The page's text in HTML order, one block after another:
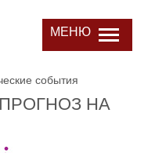
МЕНЮ
события
НА